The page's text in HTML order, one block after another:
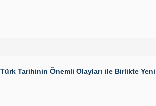
Türk Tarihinin Önemli Olayları ile Birlikte